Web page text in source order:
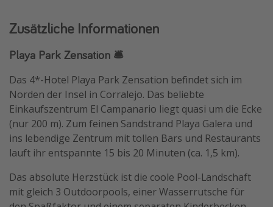
Zusätzliche Informationen
Playa Park Zensation 🛎️
Das 4*-Hotel Playa Park Zensation befindet sich im
Norden der Insel in Corralejo. Das beliebte
Einkaufszentrum El Campanario liegt quasi um die Ecke
(nur 200 m). Zum feinen Sandstrand Playa Galera und
ins lebendige Zentrum mit tollen Bars und Restaurants
lauft ihr entspannte 15 bis 20 Minuten (ca. 1,5 km).
Das absolute Herzstück ist die coole Pool-Landschaft
mit gleich 3 Outdoorpools, einer Wasserrutsche für